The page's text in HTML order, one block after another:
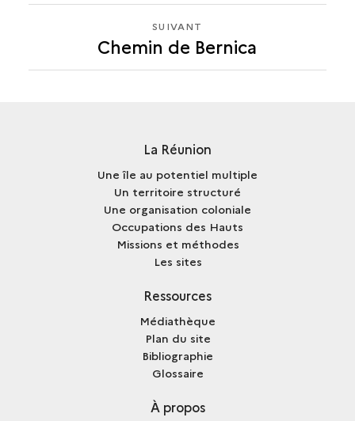
SUIVANT
CHEMIN
SUIVANT
Chemin de Bernica
La Réunion
Une île au potentiel multiple
Un territoire structuré
Une organisation coloniale
Occupations des Hauts
Missions et méthodes
Les sites
Ressources
Médiathèque
Plan du site
Bibliographie
Glossaire
À propos